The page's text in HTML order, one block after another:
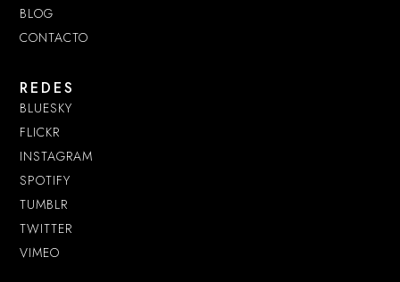
BLOG
CONTACTO
REDES
BLUESKY
FLICKR
INSTAGRAM
SPOTIFY
TUMBLR
TWITTER
VIMEO